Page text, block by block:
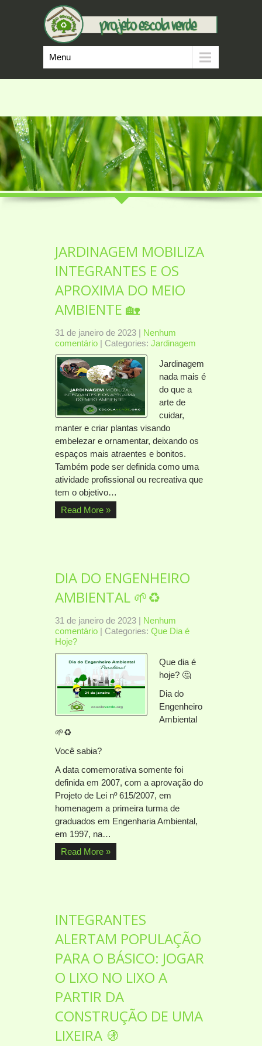
Menu
JARDINAGEM MOBILIZA
INTEGRANTES E OS
APROXIMA DO MEIO
AMBIENTE 🏡
31 de janeiro de 2023 | Nenhum
comentário | Categories: Jardinagem
Jardinagem
nada mais é
do que a
arte de
cuidar,
manter e criar plantas visando
embelezar e ornamentar, deixando os
espaços mais atraentes e bonitos.
Também pode ser definida como uma
atividade profissional ou recreativa que
tem o objetivo…
Read More »
DIA DO ENGENHEIRO
AMBIENTAL 🌱♻️
31 de janeiro de 2023 | Nenhum
comentário | Categories: Que Dia é
Hoje?
Que dia é
hoje? 🤔
Dia do
Engenheiro
Ambiental
🌱♻️
Você sabia?
A data comemorativa somente foi
definida em 2007, com a aprovação do
Projeto de Lei nº 615/2007, em
homenagem a primeira turma de
graduados em Engenharia Ambiental,
em 1997, na…
Read More »
INTEGRANTES
ALERTAM POPULAÇÃO
PARA O BÁSICO: JOGAR
O LIXO NO LIXO A
PARTIR DA
CONSTRUÇÃO DE UMA
LIXEIRA 🚯